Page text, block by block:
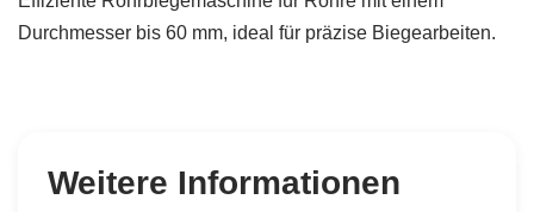
Durchmesser bis 60 mm, ideal für präzise Biegearbeiten.
Weitere Informationen